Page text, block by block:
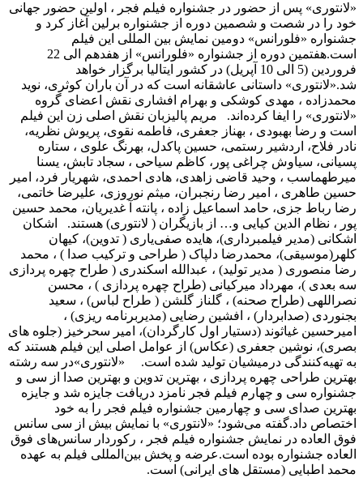
«لانتوری» پس از حضور در جشنواره فیلم فجر ، اولین حضور جهانی
خود را در شصت و شصمین دوره از جشنواره برلین آغاز کرد و
جشنواره «فلورانس» دومین نمایش بین المللی این فیلم
است.هفتمین دوره از جشنواره «فلورانس» از هفدهم الی 22
فروردین (5 الی 10 آپریل) در کشور ایتالیا برگزار خواهد
شد.«لانتوری» داستانی عاشقانه است که در آن باران کوثری، نوید
محمدزاده ، مهدی کوشکی و بهرام افشاری نقش اعضای گروه
«لانتوری» را ایفا کرده‌اند. مریم پالیزبان نقش اصلی زن این فیلم
است و رضا بهبودی ، بهناز جعفری، فاطمه نقوی، پریوش نظریه،
نادر فلاح، اردشیر رستمی، حسین پاکدل، بهرنگ علوی ، ستاره
پسیانی، سیاوش چراغی پور، کاظم سیاحی ، سجاد تابش، یسنا
میرطهماسب ، وحید قاضی زاهدی، هادی احمدی، شهریار فرد، امیر
حسین طاهری ، امیر رضا رنجبران، میثم نوروزی، علیرضا خاتمی،
رضا رباط جزی، حامد اسماعیل زاده ، پانته آ غدیریان، محمد حسین
پور ، نظام الدین کیایی و… از بازیگران ( لانتوری) هستند. اشکان
اشکانی (مدیر فیلمبرداری)، هایده صفی‌یاری ( تدوین)، کیهان
کلهر(موسیقی)، محمدرضا دلپاک ( طراحی و ترکیب صدا ) ، محمد
رضا منصوری ( مدیر تولید) ، عبدالله اسکندری ( طراح چهره پردازی
سه بعدی )، مهرداد میرکیانی (طراح چهره پردازی ) ، محسن
نصراللهی (طراح صحنه) ، گلناز گلشن ( طراح لباس) ، سعید
بجنوردی (صدابردار) ، افشین رضایی (مدیربرنامه ریزی) ،
امیرحسین غیاثوند (دستیار اول کارگردان)، امیر سحرخیز (جلوه های
بصری)، نوشین جعفری (عکاس) از عوامل اصلی این فیلم هستند که
به تهیه‌کنندگی درمیشیان تولید شده است. «لانتوری»در سه رشته
بهترین طراحی چهره پردازی ، بهترین تدوین و بهترین صدا از سی و
جشنواره سی و چهارم فیلم فجر نامزد دریافت جایزه شد و جایزه
بهترین صدای سی و چهارمین جشنواره فیلم فجر را به خود
اختصاص داد.گفته می‌شود؛ «لانتوری» با نمایش بیش از سی سانس
فوق العاده در نمایش جشنواره فیلم فجر ، رکوردار سانس‌های فوق
العاده جشنواره بوده است.عرضه و پخش بین‌المللی فیلم به عهده
محمد اطبایی (مستقل های ایرانی) است.